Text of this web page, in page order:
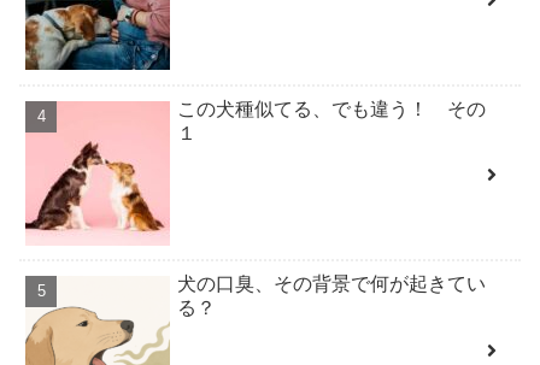
この犬種似てる、でも違う！ その
１
犬の口臭、その背景で何が起きてい
る？